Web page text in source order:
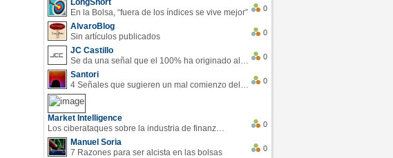
LongShort
En la Bolsa, “fuera de los índices se vive mejor”
0
AlvaroBlog
Sin artículos publicados
0
JC Castillo
Se da una señal que el 100% ha originado alzas en las bolsas
0
Santori
4 Señales que sugieren un mal comienzo del 3T de la economía EEUU
0
Market Intelligence
Los ciberataques sobre la industria de finanzas se han duplicado este año
0
Manuel Soria
7 Razones para ser alcista en las bolsas
0